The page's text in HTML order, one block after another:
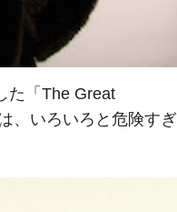
た「 The Great
、いろいろと危険すぎ